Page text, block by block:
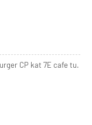
CP kat 7E cafe tu.